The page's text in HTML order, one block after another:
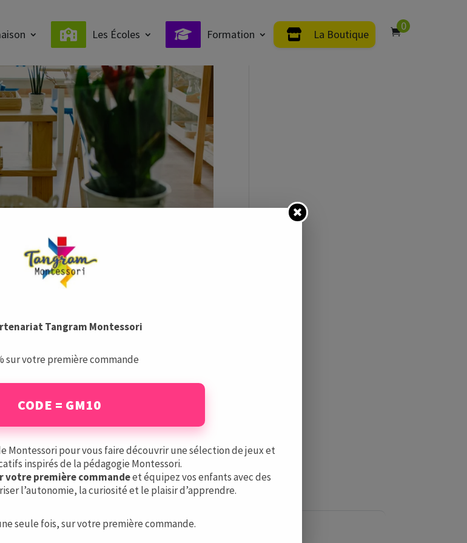
Les Écoles Formation La Boutique
0
(42480) qui respecte les critères de
enfants en maternelle et école primaire et
Tangram Montessori
sur votre première commande
CODE = GM10
Montessori pour vous faire découvrir une sélection de jeux et
inspirés de la pédagogie Montessori.
votre première commandeet équipez vos enfants avec des
l’autonomie, la curiosité et le plaisir d’apprendre.
seule fois, sur votre première commande.